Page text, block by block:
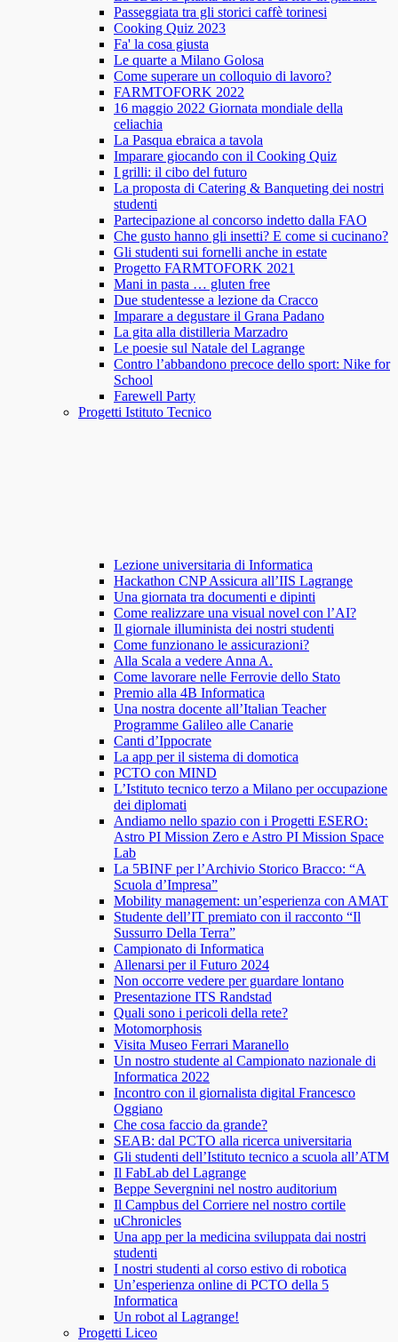
Passeggiata tra gli storici caffè torinesi
Cooking Quiz 2023
Fa' la cosa giusta
Le quarte a Milano Golosa
Come superare un colloquio di lavoro?
FARMTOFORK 2022
16 maggio 2022 Giornata mondiale della
celiachia
La Pasqua ebraica a tavola
Imparare giocando con il Cooking Quiz
I grilli: il cibo del futuro
La proposta di Catering & Banqueting dei nostri
studenti
Partecipazione al concorso indetto dalla FAO
Che gusto hanno gli insetti? E come si cucinano?
Gli studenti sui fornelli anche in estate
Progetto FARMTOFORK 2021
Mani in pasta … gluten free
Due studentesse a lezione da Cracco
Imparare a degustare il Grana Padano
La gita alla distilleria Marzadro
Le poesie sul Natale del Lagrange
Contro l’abbandono precoce dello sport: Nike for
School
Farewell Party
Progetti Istituto Tecnico
Lezione universitaria di Informatica
Hackathon CNP Assicura all’IIS Lagrange
Una giornata tra documenti e dipinti
Come realizzare una visual novel con l’AI?
Il giornale illuminista dei nostri studenti
Come funzionano le assicurazioni?
Alla Scala a vedere Anna A.
Come lavorare nelle Ferrovie dello Stato
Premio alla 4B Informatica
Una nostra docente all’Italian Teacher
Programme Galileo alle Canarie
Canti d’Ippocrate
La app per il sistema di domotica
PCTO con MIND
L’Istituto tecnico terzo a Milano per occupazione
dei diplomati
Andiamo nello spazio con i Progetti ESERO:
Astro PI Mission Zero e Astro PI Mission Space
Lab
La 5BINF per l’Archivio Storico Bracco: “A
Scuola d’Impresa”
Mobility management: un’esperienza con AMAT
Studente dell’IT premiato con il racconto “Il
Sussurro Della Terra”
Campionato di Informatica
Allenarsi per il Futuro 2024
Non occorre vedere per guardare lontano
Presentazione ITS Randstad
Quali sono i pericoli della rete?
Motomorphosis
Visita Museo Ferrari Maranello
Un nostro studente al Campionato nazionale di
Informatica 2022
Incontro con il giornalista digital Francesco
Oggiano
Che cosa faccio da grande?
SEAB: dal PCTO alla ricerca universitaria
Gli studenti dell’Istituto tecnico a scuola all’ATM
Il FabLab del Lagrange
Beppe Severgnini nel nostro auditorium
Il Campbus del Corriere nel nostro cortile
uChronicles
Una app per la medicina sviluppata dai nostri
studenti
I nostri studenti al corso estivo di robotica
Un’esperienza online di PCTO della 5
Informatica
Un robot al Lagrange!
Progetti Liceo